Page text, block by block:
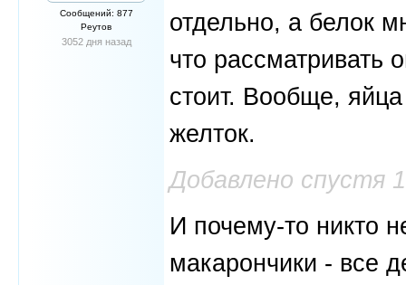
Сообщений: 877
Реутов
3052 дня назад
отдельно, а белок
что рассматривать
стоит. Вообще,
желток.
Добавлено спустя
И почему-то никто
макарончики - все